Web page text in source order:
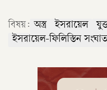
বিষয়: অস্ত্র ইসরায়েল
ইসরায়েল-ফিলিস্তিন